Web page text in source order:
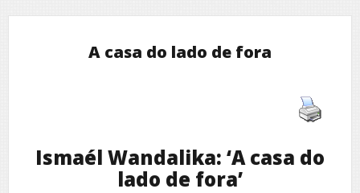
A casa do lado de fora
Ismaél Wandalika: ‘A casa do
lado de fora’